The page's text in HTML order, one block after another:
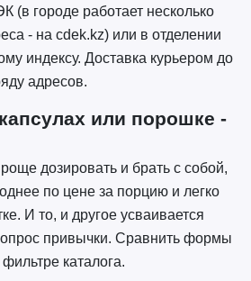
(в городе работает несколько
- на cdek.kz) или в отделении
индексу. Доставка курьером до
адресов.
или порошке -
дозировать и брать с собой,
по цене за порцию и легко
И то, и другое усваивается
привычки. Сравнить формы
каталога.